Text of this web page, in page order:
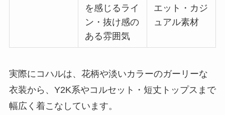
を感じるライ
ン・抜け感の
ある雰囲気
エット・カジ
ュアル素材
実際にコハルは、花柄や淡いカラーのガーリーな
衣装から、Y2K系やコルセット・短丈トップスまで
幅広く着こなしています。